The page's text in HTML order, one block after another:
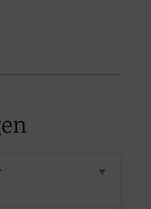
▼